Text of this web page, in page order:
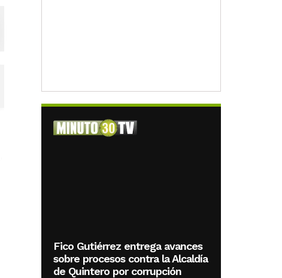
Fico Gutiérrez entrega avances
sobre procesos contra la Alcaldía
de Quintero por corrupción